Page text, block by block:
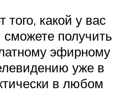
того, какой у вас
получить
эфирному
уже в
в любом